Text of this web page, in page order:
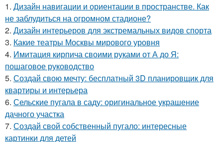
1. Дизайн навигации и ориентации в пространстве. Как
не заблудиться на огромном стадионе?
2. Дизайн интерьеров для экстремальных видов спорта
3. Какие театры Москвы мирового уровня
4. Имитация кирпича своими руками от А до Я:
пошаговое руководство
5. Создай свою мечту: бесплатный 3D планировщик для
квартиры и интерьера
6. Сельские пугала в саду: оригинальное украшение
дачного участка
7. Создай свой собственный пугало: интересные
картинки для детей